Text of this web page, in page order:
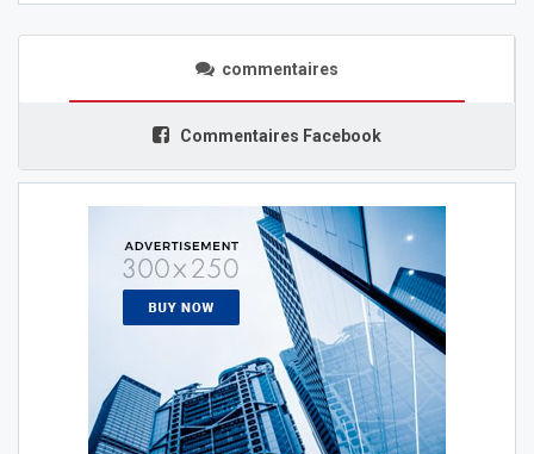
commentaires
Commentaires Facebook